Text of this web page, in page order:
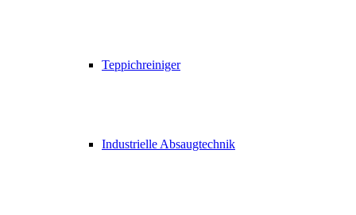
Teppichreiniger
Industrielle Absaugtechnik